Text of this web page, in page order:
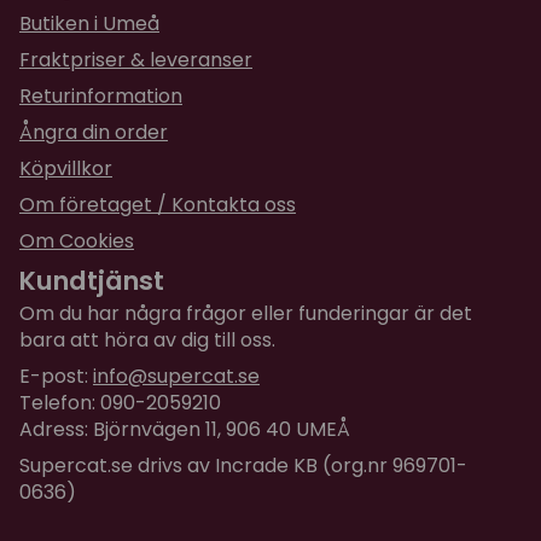
Färdigblandad produkt håller ca 6-8 månader
innan den börjar tappa effekt.
Tips!Om du har sprayat Scentstop på exempelvis
en matta, och har lämnat medlet att verka - blöt
gärna en handduk och lägg ovanpå fläcken -
medlet kommer annars att förlora sin effekt när
fläcken (och mikroorganismerna) torkar upp. Men
om fläcken och medlet får fortsätta vara fuktigt
kommer mikroorganismerna att arbeta i upp till fem
dagar.
Storlek: 0,5 liter
Butiken i Umeå
Fraktpriser & leveranser
Returinformation
Ångra din order
Köpvillkor
Om företaget / Kontakta oss
Om Cookies
Kundtjänst
Om du har några frågor eller funderingar är det
bara att höra av dig till oss.
E-post: info@supercat.se
Telefon: 090-2059210
Adress: Björnvägen 11, 906 40 UMEÅ
Supercat.se drivs av Incrade KB (org.nr 969701-
0636)